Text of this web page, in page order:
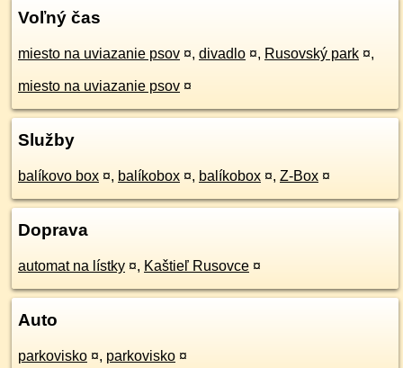
Voľný čas
miesto na uviazanie psov ¤, divadlo ¤, Rusovský park ¤,
miesto na uviazanie psov ¤
Služby
balíkovo box ¤, balíkobox ¤, balíkobox ¤, Z-Box ¤
Doprava
automat na lístky ¤, Kaštieľ Rusovce ¤
Auto
parkovisko ¤, parkovisko ¤